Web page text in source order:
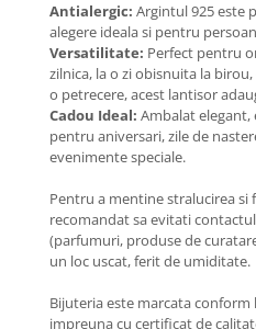
BRĂȚĂRI
BRĂȚĂRI CU ȘNUR REGLABIL
Brățări din Aur cu șnur reglabil
Brățări din Argint cu șnur
BRĂȚĂRI CU PIETRE
semiprețioase
Brățări din Argint cu pietre
semiprețioase
Brățări elastice cu pietre
semiprețioase
Antialergic: Argintul 925 este
alegere ideala si pentru
Versatilitate: Perfect pentru
zilnica, la o zi obisnuita la
o petrecere, acest lantisor
Cadou Ideal: Ambalat
pentru aniversari, zile de
evenimente speciale.
Pentru a mentine stralucirea
recomandat sa evitati
(parfumuri, produse de
un loc uscat, ferit de umiditate.
Bijuteria este marcata conform
impreuna cu certificat de